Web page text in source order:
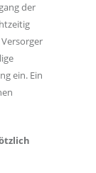
der
ein. Ein